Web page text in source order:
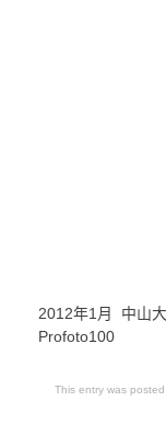
2012年1月 中山
Profoto100
This entry was posted